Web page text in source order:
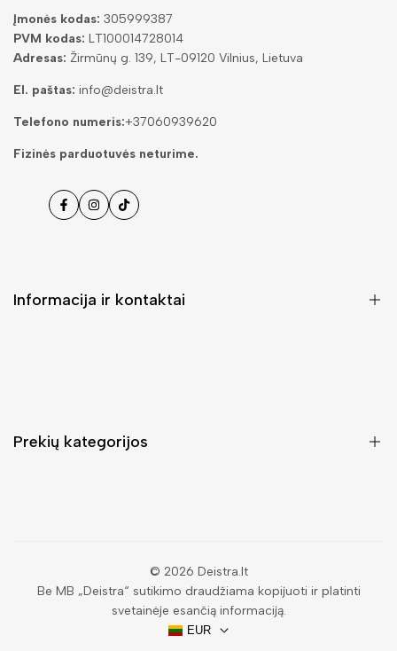
Įmonės kodas: 305999387
PVM kodas: LT100014728014
Adresas: Žirmūnų g. 139, LT-09120 Vilnius, Lietuva
El. paštas: info@deistra.lt
Telefono numeris:+37060939620
Fizinės parduotuvės neturime.
FacebookInstagramas
Tiktok
Informacija ir kontaktai
Prekių kategorijos
Kuprinės moterims
Vyriškos piniginės
© 2026 Deistra.lt
Be MB „Deistra“ sutikimo draudžiama kopijuoti ir platinti
svetainėje esančią informaciją.
EUR